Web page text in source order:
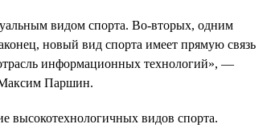
видом спорта. Во-вторых, одним
новый вид спорта имеет прямую связь
информационных технологий», —
Максим Паршин.
высокотехнологичных видов спорта.